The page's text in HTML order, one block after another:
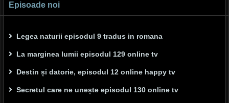
Episoade noi
Legea naturii episodul 9 tradus in romana
La marginea lumii episodul 129 online tv
Destin și datorie, episodul 12 online happy tv
Secretul care ne unește episodul 130 online tv